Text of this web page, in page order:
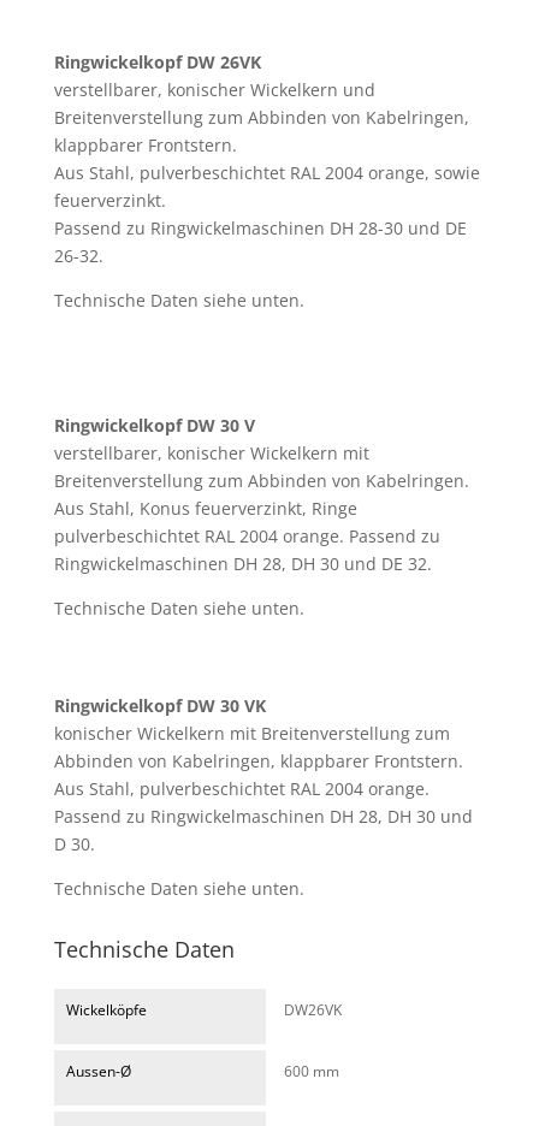
Ringwickelkopf DW 26VK
verstellbarer, konischer Wickelkern und
Breitenverstellung zum Abbinden von Kabelringen,
klappbarer Frontstern.
Aus Stahl, pulverbeschichtet RAL 2004 orange, sowie
feuerverzinkt.
Passend zu Ringwickelmaschinen DH 28-30 und DE
26-32.
Technische Daten siehe unten.
Ringwickelkopf DW 30 V
verstellbarer, konischer Wickelkern mit
Breitenverstellung zum Abbinden von Kabelringen.
Aus Stahl, Konus feuerverzinkt, Ringe
pulverbeschichtet RAL 2004 orange. Passend zu
Ringwickelmaschinen DH 28, DH 30 und DE 32.
Technische Daten siehe unten.
Ringwickelkopf DW 30 VK
konischer Wickelkern mit Breitenverstellung zum
Abbinden von Kabelringen, klappbarer Frontstern.
Aus Stahl, pulverbeschichtet RAL 2004 orange.
Passend zu Ringwickelmaschinen DH 28, DH 30 und
D 30.
Technische Daten siehe unten.
Technische Daten
Wickelköpfe DW26VK
Aussen-Ø 600 mm